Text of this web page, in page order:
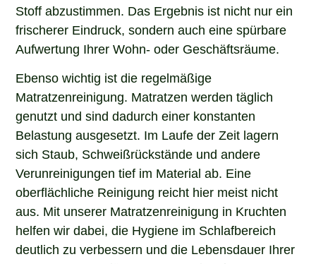
Stoff abzustimmen. Das Ergebnis ist nicht nur ein
frischerer Eindruck, sondern auch eine spürbare
Aufwertung Ihrer Wohn- oder Geschäftsräume.
Ebenso wichtig ist die regelmäßige
Matratzenreinigung. Matratzen werden täglich
genutzt und sind dadurch einer konstanten
Belastung ausgesetzt. Im Laufe der Zeit lagern
sich Staub, Schweißrückstände und andere
Verunreinigungen tief im Material ab. Eine
oberflächliche Reinigung reicht hier meist nicht
aus. Mit unserer Matratzenreinigung in Kruchten
helfen wir dabei, die Hygiene im Schlafbereich
deutlich zu verbessern und die Lebensdauer Ihrer